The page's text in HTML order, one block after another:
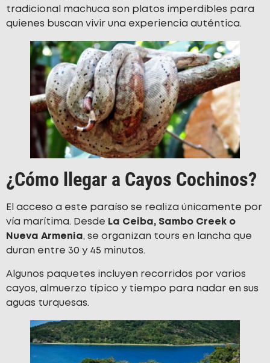
tradicional machuca son platos imperdibles para
quienes buscan vivir una experiencia auténtica.
¿Cómo llegar a Cayos Cochinos?
El acceso a este paraíso se realiza únicamente por
vía marítima. Desde La Ceiba, Sambo Creek o
Nueva Armenia, se organizan tours en lancha que
duran entre 30 y 45 minutos.
Algunos paquetes incluyen recorridos por varios
cayos, almuerzo típico y tiempo para nadar en sus
aguas turquesas.